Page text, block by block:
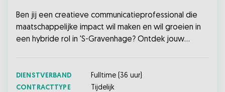
Ben jij een creatieve communicatieprofessional die
maatschappelijke impact wil maken en wil groeien in
een hybride rol in 'S-Gravenhage? Ontdek jouw
DIENSTVERBAND Fulltime (36 uur)
CONTRACTTYPE
Tijdelijk